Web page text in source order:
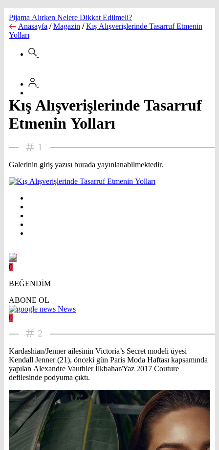
Pijama Alırken Nelere Dikkat Edilmeli?
Anasayfa / Magazin / Kış Alışverişlerinde Tasarruf Etmenin
Yolları
Kış Alışverişlerinde Tasarruf
Etmenin Yolları
1
Galerinin giriş yazısı burada yayınlanabilmektedir.
0
BEĞENDİM
ABONE OL
News
0
2
Kardashian/Jenner ailesinin Victoria’s Secret modeli üyesi
Kendall Jenner (21), önceki gün Paris Moda Haftası kapsamında
yapılan Alexandre Vauthier İlkbahar/Yaz 2017 Couture
defilesinde podyuma çıktı.